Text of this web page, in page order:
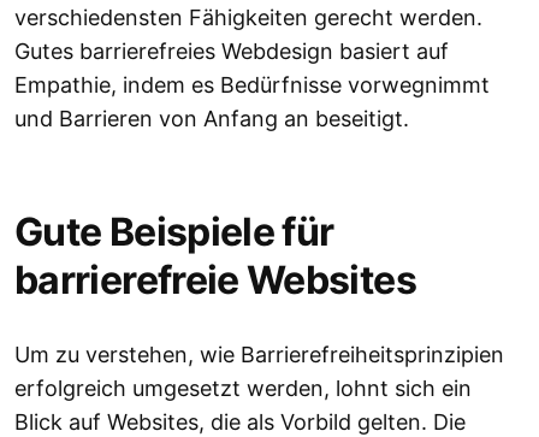
verschiedensten Fähigkeiten gerecht werden.
Gutes barrierefreies Webdesign basiert auf
Empathie, indem es Bedürfnisse vorwegnimmt
und Barrieren von Anfang an beseitigt.
Gute Beispiele für
barrierefreie Websites
Um zu verstehen, wie Barrierefreiheitsprinzipien
erfolgreich umgesetzt werden, lohnt sich ein
Blick auf Websites, die als Vorbild gelten. Die